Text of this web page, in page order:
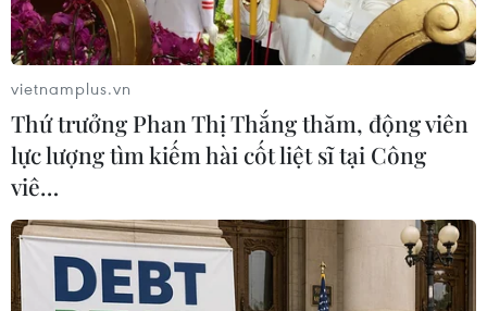
#Vladimir Putin #Angela Merkel
#Tình hình Ukraine
#Miền Đông Ukaine
#Sergei Lavrov
#G7
vietnamplus.vn
Thứ trưởng Phan Thị Thắng thăm, động viên
lực lượng tìm kiếm hài cốt liệt sĩ tại Công
viê…